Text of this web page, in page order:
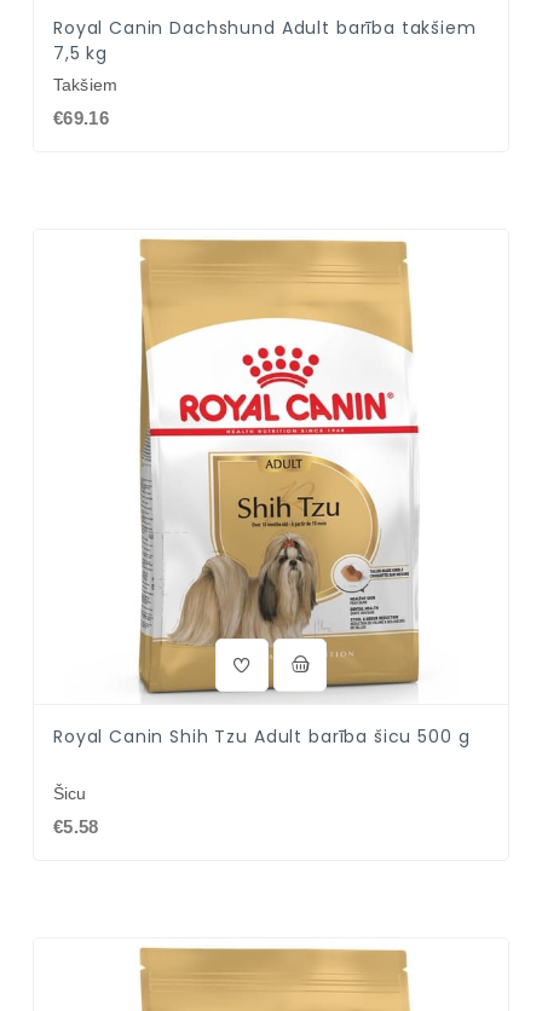
Royal Canin Dachshund Adult barība takšiem
7,5 kg
Takšiem
€69.16
Royal Canin Shih Tzu Adult barība šicu 500 g
Šicu
€5.58